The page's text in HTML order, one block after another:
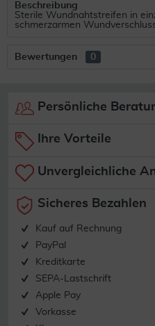
Beschreibung
Sterile Wundnahtstreifen in
schmerzarmen
Bewertungen 0
Persönliche
Ihre Vorteile
Unvergleichliche
Sicheres Bezahlen
Kauf auf Rechnung
PayPal
Kreditkarte
SEPA-Lastschrift
Apple Pay
Vorkasse